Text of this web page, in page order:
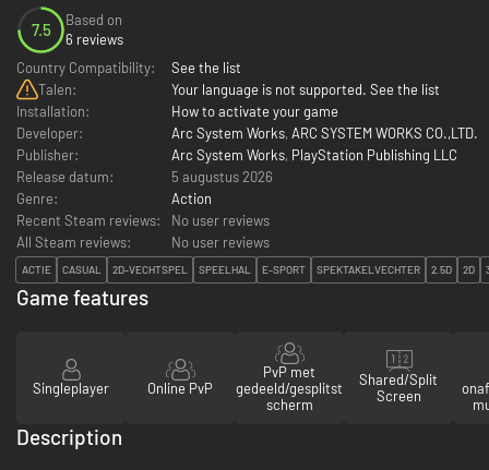
7.5
Based on
6 reviews
Country Compatibility:
See the list
Talen:
Your language is not supported. See the list
Installation:
How to activate your game
Developer:
Arc System Works, ARC SYSTEM WORKS CO.,LTD.
Publisher:
Arc System Works, PlayStation Publishing LLC
Release datum:
5 augustus 2026
Genre:
Action
Recent Steam reviews:
No user reviews
All Steam reviews:
No user reviews
ACTIE CASUAL 2D-VECHTSPEL SPEELHAL E-SPORT SPEKTAKELVECHTER 2.5D 2D
Game features
Singleplayer Online PvP
PvP met
gedeeld/gesplitst
scherm
Shared/Split
Screen
Description